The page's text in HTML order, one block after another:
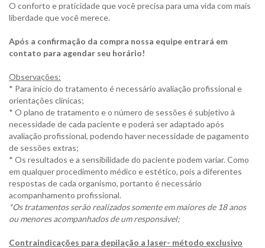
O conforto e praticidade que você precisa para uma vida com mais
liberdade que você merece.
Após a confirmação da compra nossa equipe entrará em
contato para agendar seu horário!
Observações:
* Para início do tratamento é necessário avaliação profissional e
orientações clínicas;
* O plano de tratamento e o número de sessões é subjetivo à
necessidade de cada paciente e poderá ser adaptado após
avaliação profissional, podendo haver necessidade de pagamento
de sessões extras;
* Os resultados e a sensibilidade do paciente podem variar. Como
em qualquer procedimento médico e estético, pois a diferentes
respostas de cada organismo, portanto é necessário
acompanhamento profissional.
*Os tratamentos serão realizados somente em maiores de 18 anos
ou menores acompanhados de um responsável;
Contraindicações para depilação a laser- método exclusivo